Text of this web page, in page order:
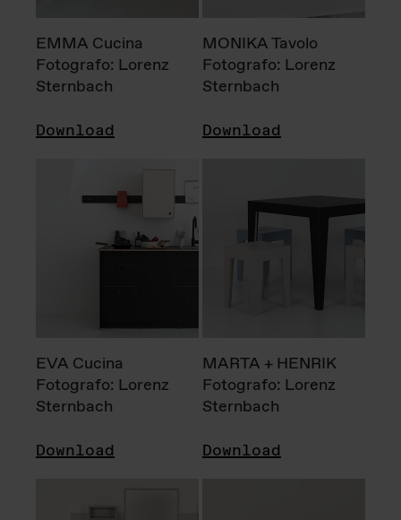
EMMA Cucina
Fotografo: Lorenz
Sternbach
Download
MONIKA Tavolo
Fotografo: Lorenz
Sternbach
Download
EVA Cucina
Fotografo: Lorenz
Sternbach
Download
MARTA + HENRIK
Fotografo: Lorenz
Sternbach
Download